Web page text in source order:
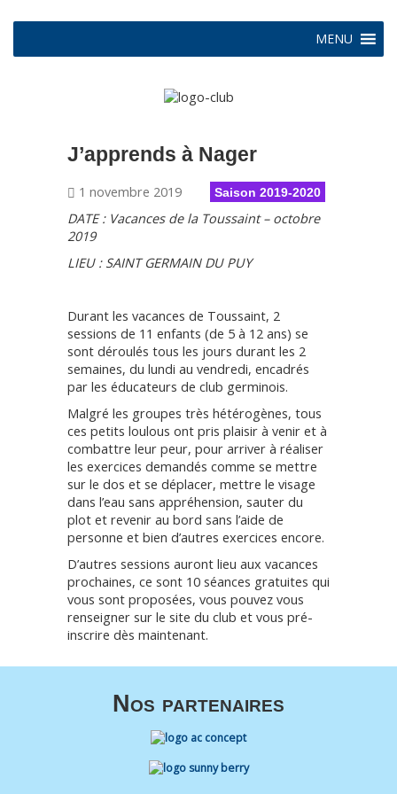
MENU
J’apprends à Nager
1 novembre 2019 Saison 2019-2020
DATE : Vacances de la Toussaint – octobre
2019
LIEU : SAINT GERMAIN DU PUY
Durant les vacances de Toussaint, 2
sessions de 11 enfants (de 5 à 12 ans) se
sont déroulés tous les jours durant les 2
semaines, du lundi au vendredi, encadrés
par les éducateurs de club germinois.
Malgré les groupes très hétérogènes, tous
ces petits loulous ont pris plaisir à venir et à
combattre leur peur, pour arriver à réaliser
les exercices demandés comme se mettre
sur le dos et se déplacer, mettre le visage
dans l’eau sans appréhension, sauter du
plot et revenir au bord sans l’aide de
personne et bien d’autres exercices encore.
D’autres sessions auront lieu aux vacances
prochaines, ce sont 10 séances gratuites qui
vous sont proposées, vous pouvez vous
renseigner sur le site du club et vous pré-
inscrire dès maintenant.
Nos partenaires